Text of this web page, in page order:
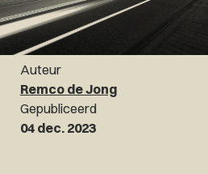
Auteur
Remco de Jong
Gepubliceerd
04 dec. 2023